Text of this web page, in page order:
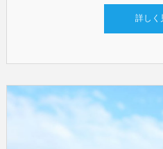
詳しく